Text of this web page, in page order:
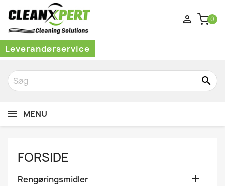
0

Leverandørservice
search
MENU
FORSIDE
Rengøringsmidler 